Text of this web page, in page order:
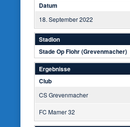
Datum
18. September 2022
Stadion
Stade Op Flohr (Grevenmacher)
Ergebnisse
Club
CS Grevenmacher
FC Mamer 32